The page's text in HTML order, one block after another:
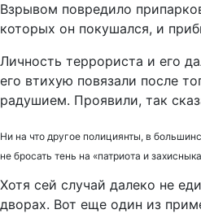
Взрывом повредило
которых он покушался, и
Личность террориста и его
его втихую повязали после
радушием. Проявили, так
Ни на что другое полициянты, в
не бросать тень на «патриота и
Хотя сей случай далеко не
дворах. Вот еще один из